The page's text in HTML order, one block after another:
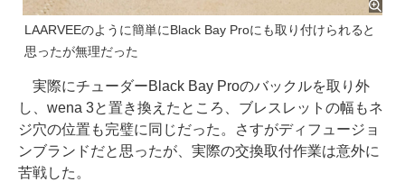
LAARVEEのように簡単にBlack Bay Proにも取り付けられると
思ったが無理だった
実際にチューダーBlack Bay Proのバックルを取り外
し、wena 3と置き換えたところ、ブレスレットの幅もネ
ジ穴の位置も完璧に同じだった。さすがディフュージョ
ンブランドだと思ったが、実際の交換取付作業は意外に
苦戦した。